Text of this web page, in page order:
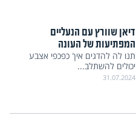
דיאן שוורץ עם הנעליים
המפתיעות של העונה
תנו לה להדגים איך כפכפי אצבע
יכולים להשתלב...
31.07.2024